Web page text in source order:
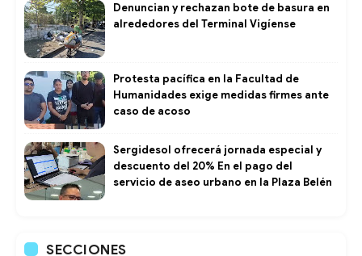
Denuncian y rechazan bote de basura en
alrededores del Terminal Vigíense
Protesta pacífica en la Facultad de
Humanidades exige medidas firmes ante
caso de acoso
Sergidesol ofrecerá jornada especial y
descuento del 20% En el pago del
servicio de aseo urbano en la Plaza Belén
SECCIONES